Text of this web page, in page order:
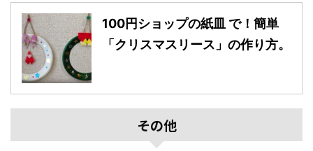
100円ショップの紙皿 で！簡単
「クリスマスリース」の作り方。
その他